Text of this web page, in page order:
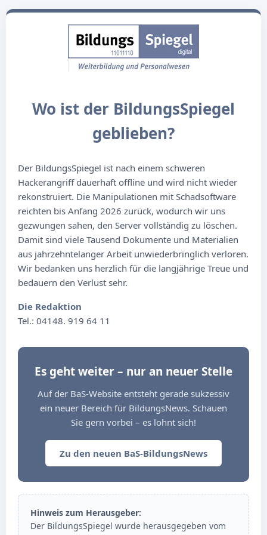
Wo ist der BildungsSpiegel
geblieben?
Der BildungsSpiegel ist nach einem schweren
Hackerangriff dauerhaft offline und wird nicht wieder
rekonstruiert. Die Manipulationen mit Schadsoftware
reichten bis Anfang 2026 zurück, wodurch wir uns
gezwungen sahen, den Server vollständig zu löschen.
Damit sind viele Tausend Dokumente und Materialien
aus jahrzehntelanger Arbeit unwiederbringlich verloren.
Wir bedanken uns herzlich für die langjährige Treue und
bedauern den Verlust sehr.
Die Redaktion
Tel.: 04148. 919 64 11
Es geht weiter – nur an neuer Stelle
Auf der BaS-Website entsteht gerade sukzessiv
ein neuer Bereich für BildungsNews. Schauen
Sie gern vorbei – es lohnt sich!
Zu den neuen BaS-BildungsNews
Hinweis zum Herausgeber:
Der BildungsSpiegel wurde herausgegeben vom